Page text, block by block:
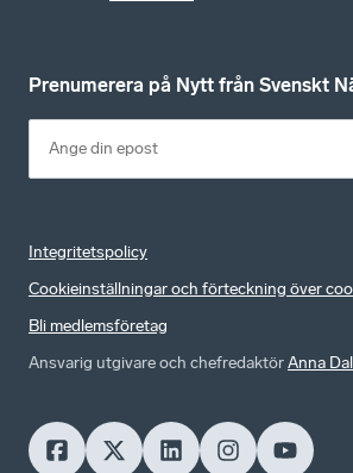
Prenumerera på Nytt från Svenskt
Integritetspolicy
Cookieinställningar och förteckning över
Bli medlemsföretag
Ansvarig utgivare och chefredaktörAnna